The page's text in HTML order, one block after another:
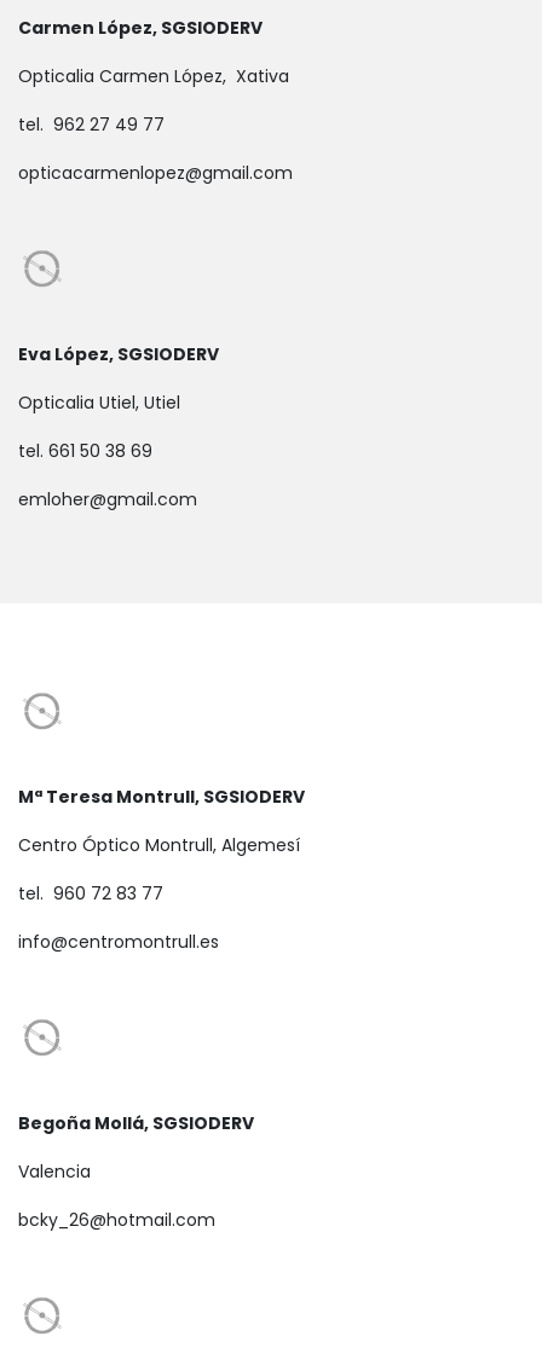
Carmen López, SGSIODERV
Opticalia Carmen López, Xativa
tel. 962 27 49 77
opticacarmenlopez@gmail.com
Eva López, SGSIODERV
Opticalia Utiel, Utiel
tel. 661 50 38 69
emloher@gmail.com
Mª Teresa Montrull, SGSIODERV
Centro Óptico Montrull, Algemesí
tel. 960 72 83 77
info@centromontrull.es
Begoña Mollá, SGSIODERV
Valencia
bcky_26@hotmail.com